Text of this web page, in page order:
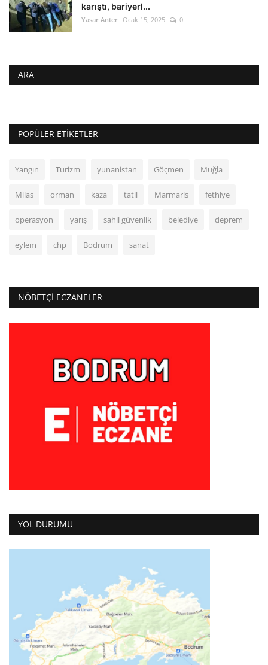
karıştı, bariyerl...
Yasar Anter Ocak 15, 2025 0
ARA
POPÜLER ETIKETLER
Yangın Turizm yunanistan Göçmen Muğla
Milas orman kaza tatil Marmaris fethiye
operasyon yarış sahil güvenlik belediye deprem
eylem chp Bodrum sanat
NÖBETÇI ECZANELER
YOL DURUMU